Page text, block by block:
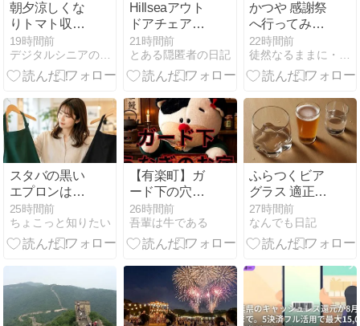
朝夕涼しくな
りトマト収穫
も終盤かな｜
畑メモ
19時間前
デジタルシニアの知恵blog
Hillseaアウト
ドアチェアを
購入して使っ
てみた結果、
コスパ最強だ
21時間前
とある隠匿者の日記
かつや 感謝祭
へ行ってみた
＠名古屋市中
区
22時間前
スタバの黒い
エプロンはす
ごい？色ごと
の違いと星の
意味を初心者
25時間前
ちょこっと知りたい
【有楽町】ガ
ード下の穴場
「うなぎのお
宿」を哲学す
る牛モウモウ
日イブに迫る
コスパと温熱
の真理
26時間前
吾輩は牛である
ふらつくビア
グラス 適正飲
酒 使い方
27時間前
なんでも日記